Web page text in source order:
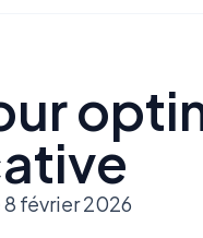
février 2026